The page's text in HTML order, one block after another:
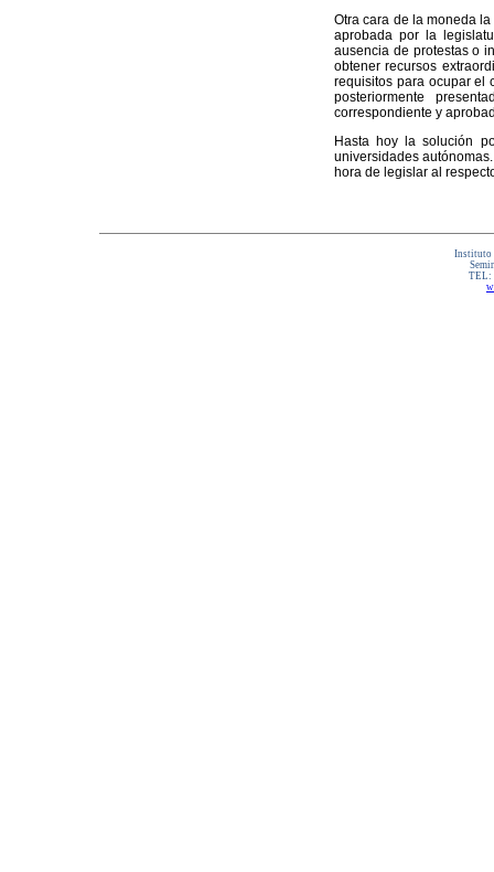
Otra cara de la moneda
aprobada por la
ausencia de protestas o
obtener recursos
requisitos para ocupar el
posteriormente
correspondiente y
Hasta hoy la solución
universidades
hora de legislar al
Instituto
TEL: